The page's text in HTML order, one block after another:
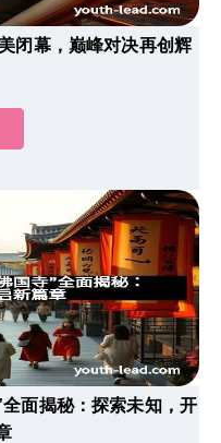
闭幕，巅峰对决再创辉
全面揭秘：探索未知，开